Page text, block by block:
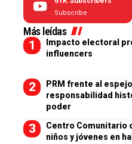
Subscribe
Más leídas
Impacto electoral
influencers
PRM frente al
responsabilidad
poder
Centro Comunitario
niños y jóvenes en